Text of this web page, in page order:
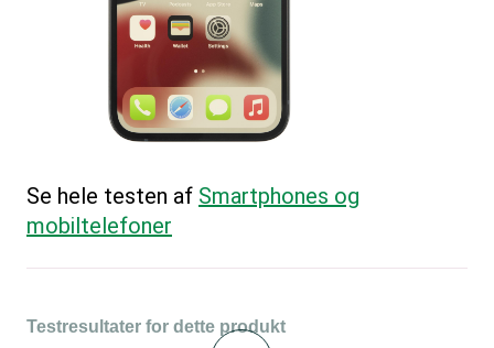
Se hele testen af Smartphones og
mobiltelefoner
Testresultater for dette produkt